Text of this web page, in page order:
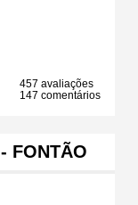
457 avaliações
147 comentários
FONTÃO